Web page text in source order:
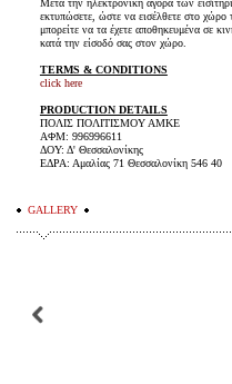
Μετά την ηλεκτρονική αγορά των
εκτυπώσετε, ώστε να εισέλθετε στο
μπορείτε να τα έχετε αποθηκευμένα σε
κατά την είσοδό σας στον χώρο.
TERMS & CONDITIONS
click here
PRODUCTION DETAILS
ΠΟΛΙΣ ΠΟΛΙΤΙΣΜΟΥ ΑΜΚΕ
ΑΦΜ: 996996611
ΔΟΥ: Δ' Θεσσαλονίκης
ΕΔΡΑ: Αμαλίας 71 Θεσσαλονίκη 546 40
GALLERY